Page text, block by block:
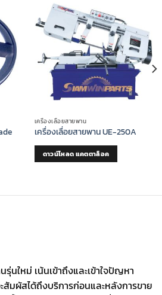
เครื่องเลื่อยสายพาน
เครื่องเลื่อยสายพาน UE-250A
ดาวน์โหลด แคตตาล็อค
รุ่นใหม่ เน้นเข้าถึงและเข้าใจปัญหา
สัมผัสได้ถึงบริการก่อนและหลังการขาย